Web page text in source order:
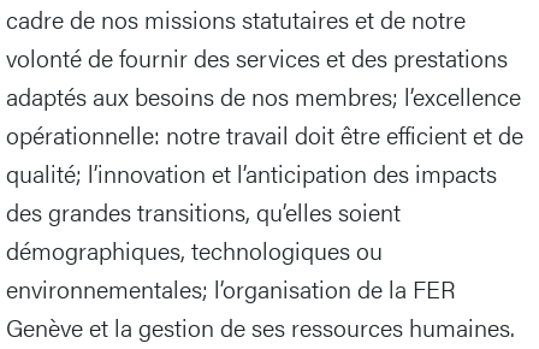
cadre de nos missions statutaires et de notre
volonté de fournir des services et des prestations
adaptés aux besoins de nos membres; l’excellence
opérationnelle: notre travail doit être efficient et de
qualité; l’innovation et l’anticipation des impacts
des grandes transitions, qu’elles soient
démographiques, technologiques ou
environnementales; l’organisation de la FER
Genève et la gestion de ses ressources humaines.